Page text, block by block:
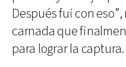
Después fui con
carnada que
para lograr la captura.